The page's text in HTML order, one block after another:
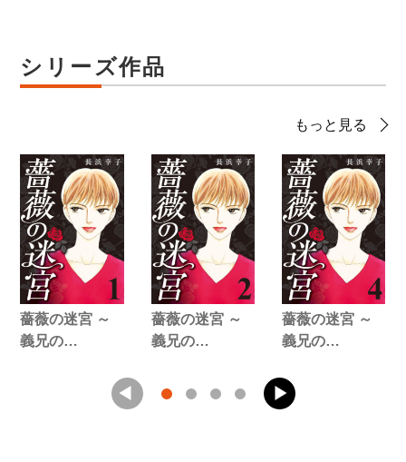
シリーズ作品
もっと見る
薔薇の迷宮 ～
義兄の…
薔薇の迷宮 ～
義兄の…
薔薇の迷宮 ～
義兄の…